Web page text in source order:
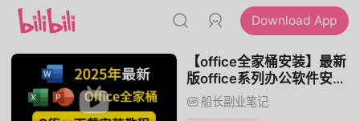
Download App
【office全家桶安装】最新
版office系列办公软件安装
教程，office全家桶/word
文档安装/ppt安装/excel安
船长副业笔记